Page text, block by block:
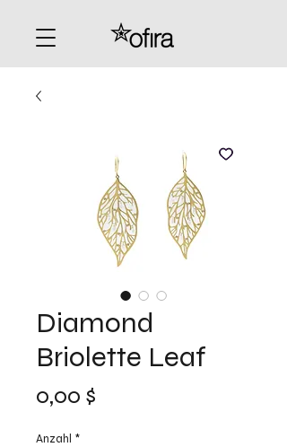
Diamond
Briolette Leaf
0,00 $
Anzahl *